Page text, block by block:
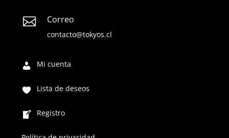
 Correo
contacto@tokyos.cl
Mi cuenta
Lista de deseos
Registro